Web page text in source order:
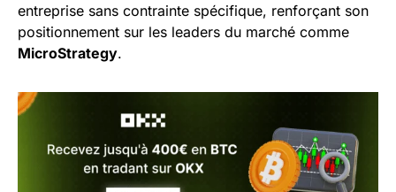
entreprise sans contrainte spécifique, renforçant son
positionnement sur les leaders du marché comme
MicroStrategy.